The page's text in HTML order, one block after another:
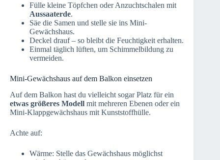
Fülle kleine Töpfchen oder Anzuchtschalen mit
Aussaaterde.
Säe die Samen und stelle sie ins Mini-
Gewächshaus.
Deckel drauf – so bleibt die Feuchtigkeit erhalten.
Einmal täglich lüften, um Schimmelbildung zu
vermeiden.
Mini-Gewächshaus auf dem Balkon einsetzen
Auf dem Balkon hast du vielleicht sogar Platz für ein
etwas größeres Modell mit mehreren Ebenen oder ein
Mini-Klappgewächshaus mit Kunststoffhülle.
Achte auf:
Wärme: Stelle das Gewächshaus möglichst